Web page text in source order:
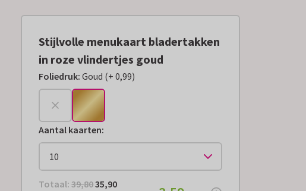
Stijlvolle menukaart bladertakken
in roze vlindertjes goud
Foliedruk:Goud (
+€ 0,99
+ 0,99)
Aantal kaarten:
Totaal: € 35,90
Totaal: 39,8035,90